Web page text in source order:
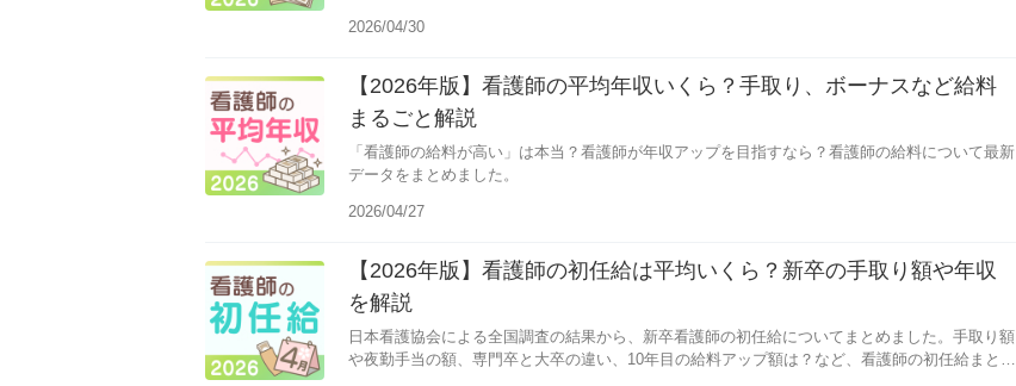
2026/04/30
【2026年版】看護師の平均年収いくら？手取り、ボーナスなど給料
まるごと解説
「看護師の給料が高い」は本当？看護師が年収アップを目指すなら？看護師の給料について最新
データをまとめました。
2026/04/27
【2026年版】看護師の初任給は平均いくら？新卒の手取り額や年収
を解説
日本看護協会による全国調査の結果から、新卒看護師の初任給についてまとめました。手取り額
や夜勤手当の額、専門卒と大卒の違い、10年目の給料アップ額は？など、看護師の初任給まとめ